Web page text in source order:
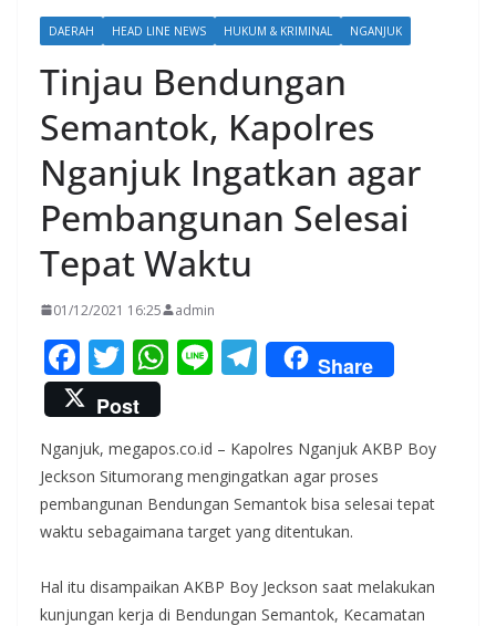
DAERAH HEAD LINE NEWS HUKUM & KRIMINAL NGANJUK
Tinjau Bendungan
Semantok, Kapolres
Nganjuk Ingatkan agar
Pembangunan Selesai
Tepat Waktu
01/12/2021 16:25 admin
F
ac
e
b
o
o
k
T
w
itt
er
W
s
A
p
p
Li T
el
gr
a
m
Share
Post
Nganjuk, megapos.co.id – Kapolres Nganjuk AKBP Boy
Jeckson Situmorang mengingatkan agar proses
pembangunan Bendungan Semantok bisa selesai tepat
waktu sebagaimana target yang ditentukan.
Hal itu disampaikan AKBP Boy Jeckson saat melakukan
kunjungan kerja di Bendungan Semantok, Kecamatan